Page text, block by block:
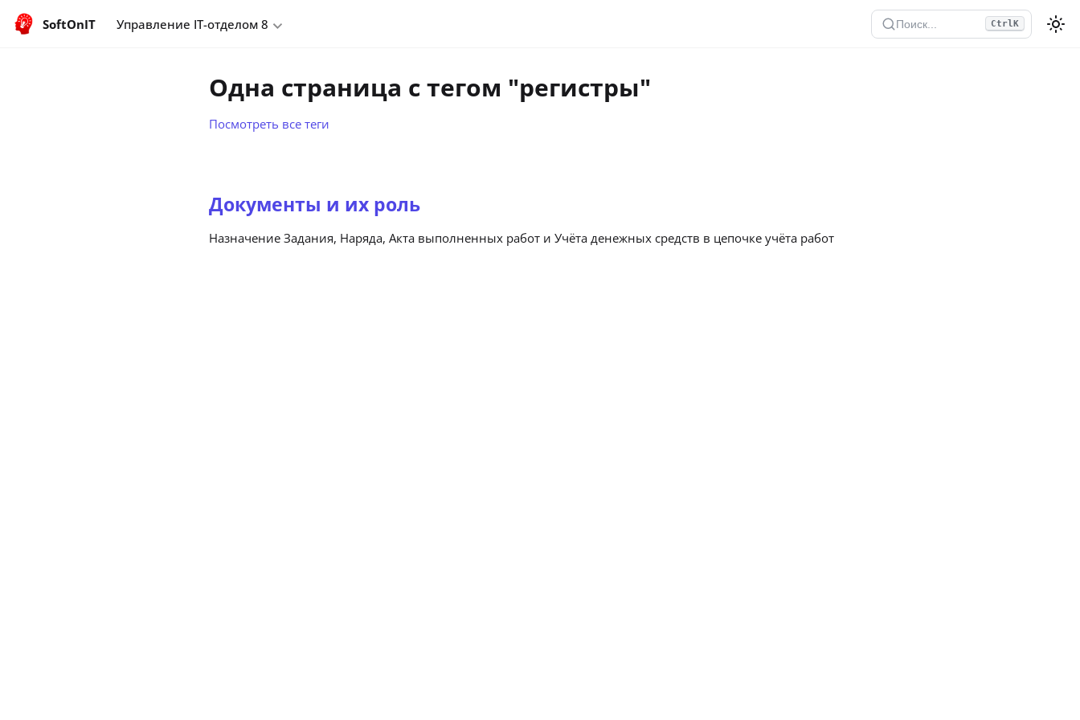
SoftOnIT Управление IT-отделом 8 Поиск... CtrlK
Одна страница с тегом "регистры"
Посмотреть все теги
Документы и их роль
Назначение Задания, Наряда, Акта выполненных работ и Учёта денежных средств в цепочке учёта работ